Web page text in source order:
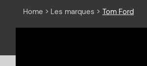
Home > Les marques > Tom Ford